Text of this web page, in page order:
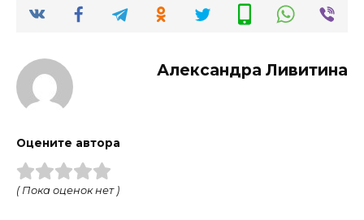
Александра Ливитина
Оцените автора
( Пока оценок нет )